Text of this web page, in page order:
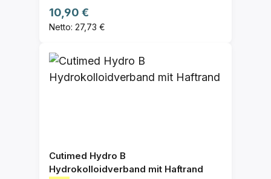
Regulärer Preis:
10,90 €
Netto: 27,73 €
Cutimed Hydro B
Hydrokolloidverband mit Haftrand